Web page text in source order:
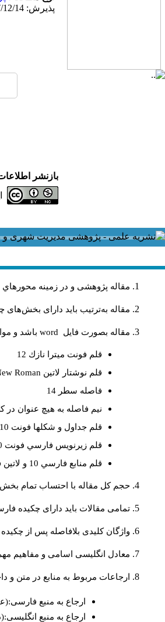
پذیرش: 1397/12/14 | انتشار: 1397/12/14
بازنشر
مقاله پژوهشی و در زمینه
مقاله به‌ترتیب باید دارای
مقاله بصورت فايل word باشد و
قلم فونت ميترا نازك 12
قلم نوشتار لاتين Roman
فاصله سطر 14
نيم فاصله به هيچ عنوان در
قلم جداول و شكلها فونت 10
قلم زيرنويس فارسي فونت 10 و لاتين فونت 8
قلم منابع فارسي 10 و لاتين فونت 9
حجم کل مقاله با احتساب تمام بخش‌های مذکور در بند ۲،
تمامی مقالات باید دارای چکیده فارسی و
واژگان کلیدی بلافاصله پس از چکیده فارسی و
معادل انگلیسی اسامی و مفاهیم
ارجاعات مربوط به منابع در متن و
ارجاع به منبع فارسی:(عالم،
ارجاع به منبع انگلیسی:(دورژه،